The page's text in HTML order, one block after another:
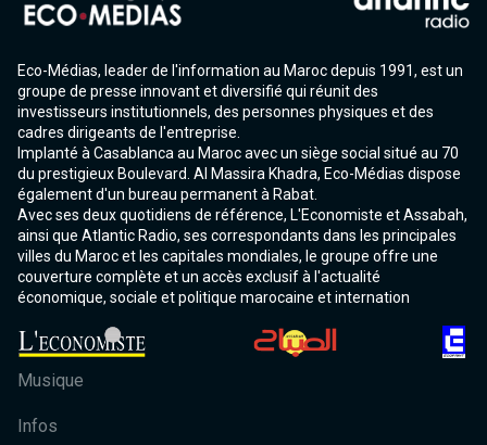
Eco-Médias, leader de l'information au Maroc depuis 1991, est un
groupe de presse innovant et diversifié qui réunit des
investisseurs institutionnels, des personnes physiques et des
cadres dirigeants de l'entreprise.
Implanté à Casablanca au Maroc avec un siège social situé au 70
du prestigieux Boulevard. Al Massira Khadra, Eco-Médias dispose
également d'un bureau permanent à Rabat.
Avec ses deux quotidiens de référence, L'Economiste et Assabah,
ainsi que Atlantic Radio, ses correspondants dans les principales
villes du Maroc et les capitales mondiales, le groupe offre une
couverture complète et un accès exclusif à l'actualité
économique, sociale et politique marocaine et internation
Musique
Infos